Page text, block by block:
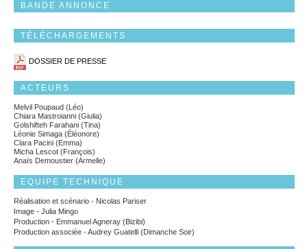
BANDE ANNONCE
TÉLÉCHARGEMENTS
DOSSIER DE PRESSE
ACTEURS
Melvil Poupaud (Léo)
Chiara Mastroianni (Giulia)
Golshifteh Farahani (Tina)
Léonie Simaga (Éléonore)
Clara Pacini (Emma)
Micha Lescot (François)
Anaïs Demoustier (Armelle)
EQUIPE TECHNIQUE
Réalisation et scénario - Nicolas Pariser
Image - Julia Mingo
Production - Emmanuel Agneray (Bizibi)
Production associée - Audrey Guatelli (Dimanche Soir)